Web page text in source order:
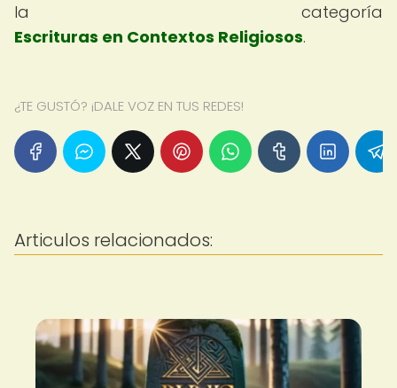
la categoría
Escrituras en Contextos Religiosos.
¿TE GUSTÓ? ¡DALE VOZ EN TUS REDES!
Articulos relacionados: